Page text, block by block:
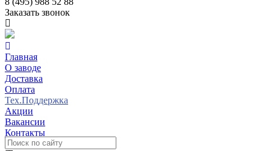
Заказать звонок
Главная
О заводе
Доставка
Оплата
Тех.Поддержка
Акции
Вакансии
Контакты